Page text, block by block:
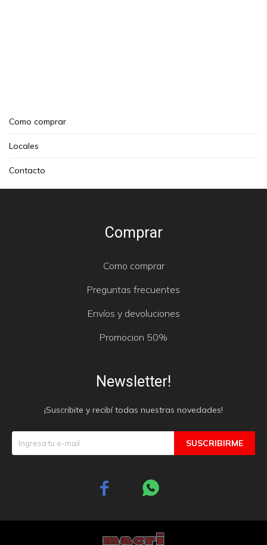
Como comprar
Locales
Contacto
Comprar
Como comprar
Preguntas frecuentes
Envíos y devoluciones
Promocion 50%
Newsletter!
¡Suscribite y recibí todas nuestras novedades!
SUSCRIBIRME
 